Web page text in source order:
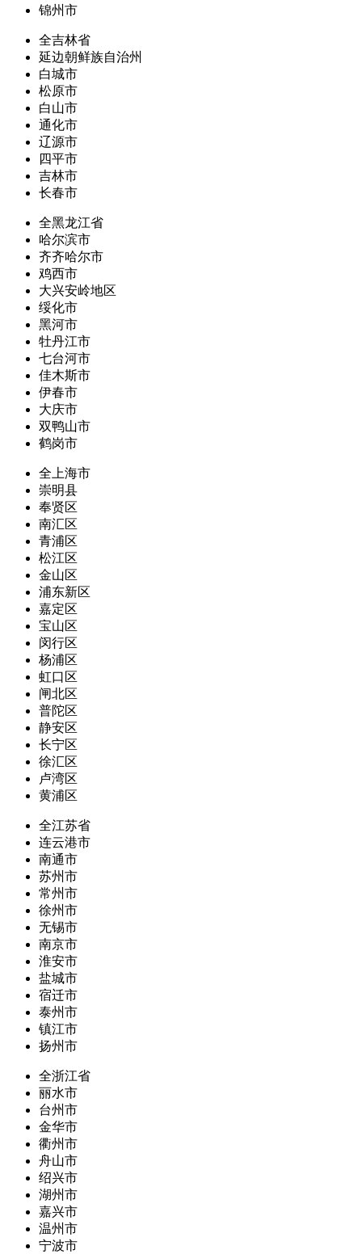
锦州市
全吉林省
延边朝鲜族自治州
白城市
松原市
白山市
通化市
辽源市
四平市
吉林市
长春市
全黑龙江省
哈尔滨市
齐齐哈尔市
鸡西市
大兴安岭地区
绥化市
黑河市
牡丹江市
七台河市
佳木斯市
伊春市
大庆市
双鸭山市
鹤岗市
全上海市
崇明县
奉贤区
南汇区
青浦区
松江区
金山区
浦东新区
嘉定区
宝山区
闵行区
杨浦区
虹口区
闸北区
普陀区
静安区
长宁区
徐汇区
卢湾区
黄浦区
全江苏省
连云港市
南通市
苏州市
常州市
徐州市
无锡市
南京市
淮安市
盐城市
宿迁市
泰州市
镇江市
扬州市
全浙江省
丽水市
台州市
金华市
衢州市
舟山市
绍兴市
湖州市
嘉兴市
温州市
宁波市